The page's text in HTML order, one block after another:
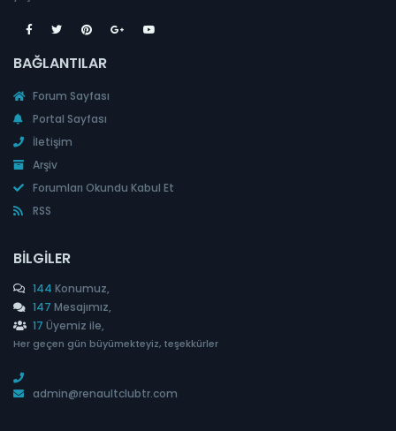
BAĞLANTILAR
Forum Sayfası
Portal Sayfası
İletişim
Arşiv
Forumları Okundu Kabul Et
RSS
BILGILER
144 Konumuz,
147 Mesajımız,
17 Üyemiz ile,
Her geçen gün büyümekteyiz, teşekkürler
admin@renaultclubtr.com